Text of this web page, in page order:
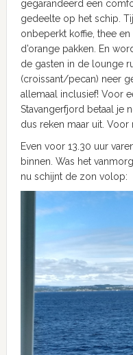
gegarandeerd een
gedeelte op het schip.
onbeperkt koffie, thee
d’orange pakken. En
de gasten in de lounge
(croissant/pecan) neer
allemaal inclusief! Voor
Stavangerfjord betaal je
dus reken maar uit.
Even voor 13.30 uur
binnen. Was het
nu schijnt de zon volop: